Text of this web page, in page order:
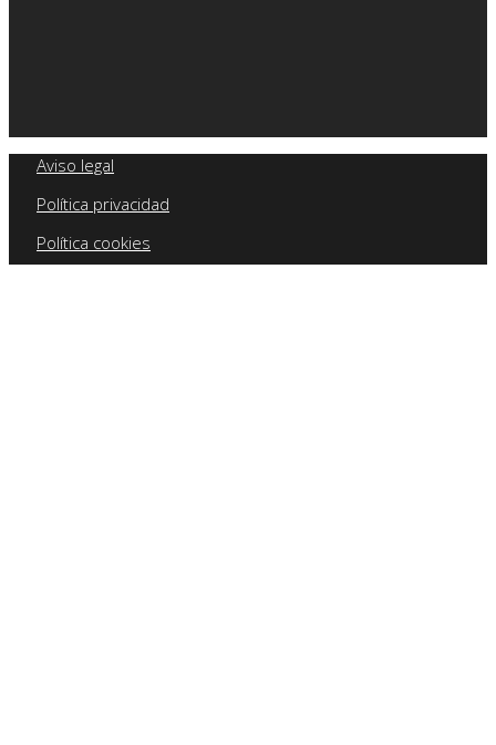
Aviso legal
Política privacidad
Política cookies